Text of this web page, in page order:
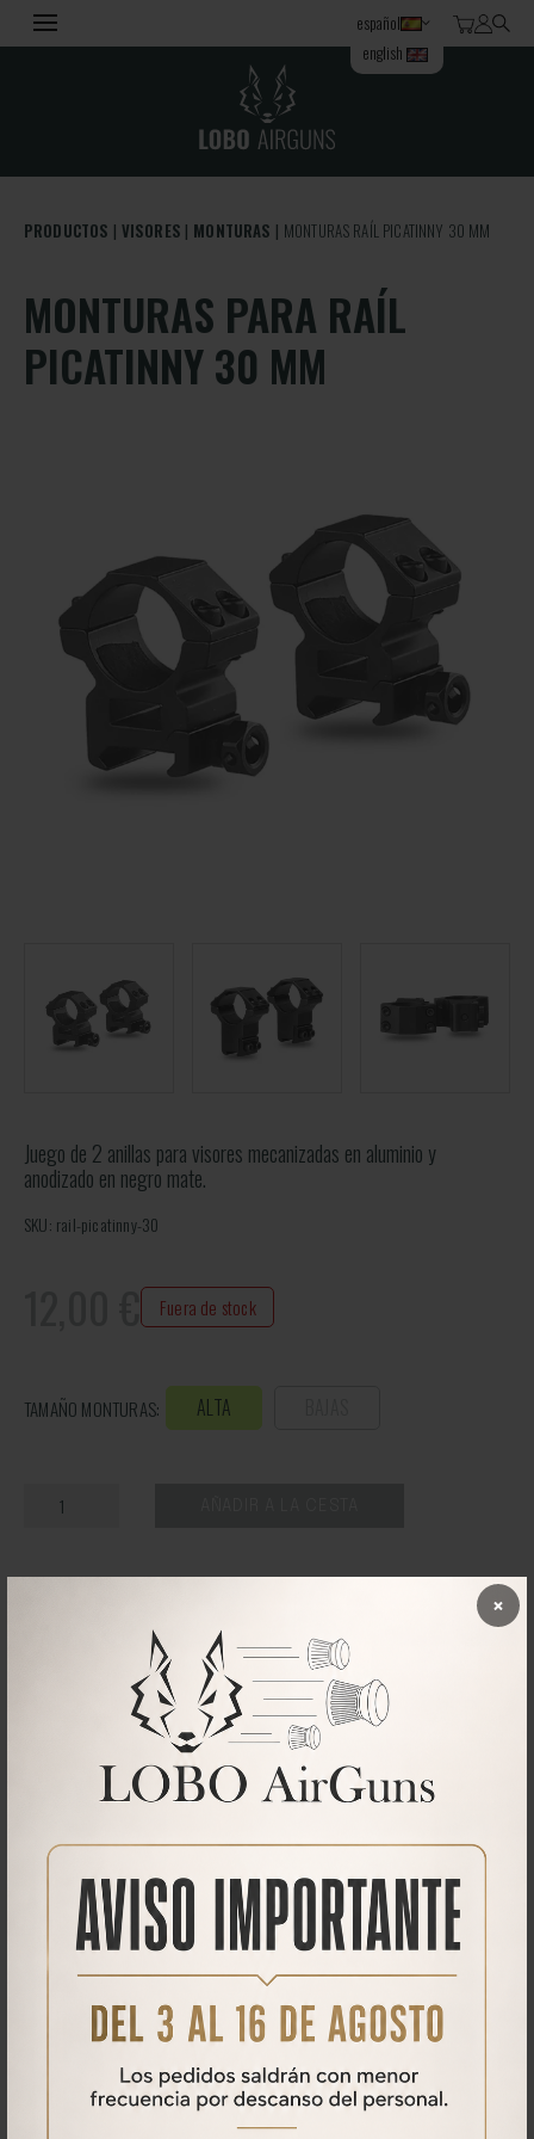
×
español
english
PRODUCTOS VISORES MONTURAS MONTURAS RAÍL PICATINNY 30 MM
MONTURAS PARA RAÍL
PICATINNY 30 MM
Juego de 2 anillas para visores mecanizadas en aluminio y
anodizado en negro mate.
SKU: rail-picatinny-30
€ Fuera de stock
TAMAÑO MONTURAS: ALTA
Caracteristicas
Ø Diametro abrazadera visor: 30mm
Altura: ALTA o BAJA
Carril: 21 mm (Weaver/Picatinny)
Qué opinan nuestros clientes
No se han encontrado comentarios